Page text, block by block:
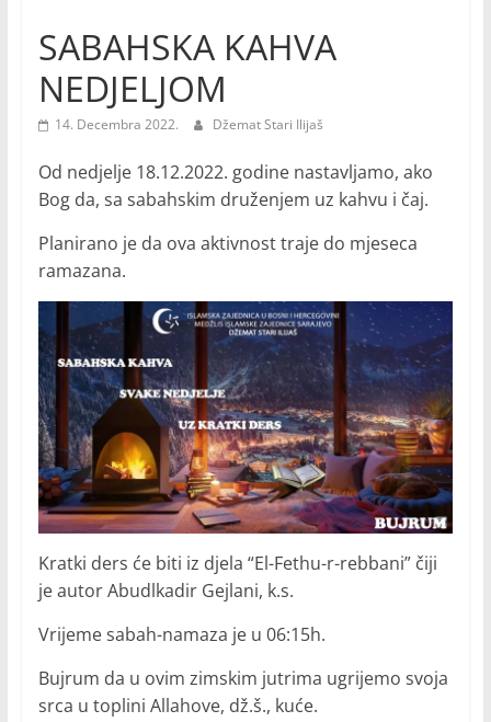
SABAHSKA KAHVA
NEDJELJOM
14. Decembra 2022. Džemat Stari Ilijaš
Od nedjelje 18.12.2022. godine nastavljamo, ako
Bog da, sa sabahskim druženjem uz kahvu i čaj.
Planirano je da ova aktivnost traje do mjeseca
ramazana.
Kratki ders će biti iz djela “El-Fethu-r-rebbani” čiji
je autor Abudlkadir Gejlani, k.s.
Vrijeme sabah-namaza je u 06:15h.
Bujrum da u ovim zimskim jutrima ugrijemo svoja
srca u toplini Allahove, dž.š., kuće.